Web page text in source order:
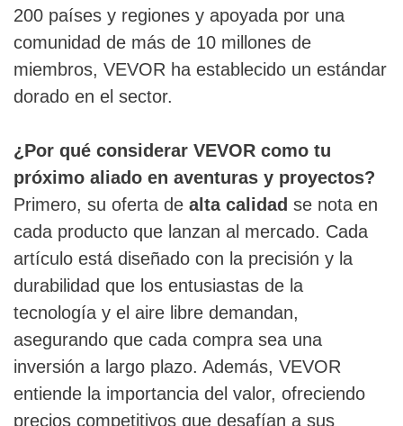
200 países y regiones y apoyada por una
comunidad de más de 10 millones de
miembros, VEVOR ha establecido un estándar
dorado en el sector.
¿Por qué considerar VEVOR como tu
próximo aliado en aventuras y proyectos?
Primero, su oferta de alta calidad se nota en
cada producto que lanzan al mercado. Cada
artículo está diseñado con la precisión y la
durabilidad que los entusiastas de la
tecnología y el aire libre demandan,
asegurando que cada compra sea una
inversión a largo plazo. Además, VEVOR
entiende la importancia del valor, ofreciendo
precios competitivos que desafían a sus